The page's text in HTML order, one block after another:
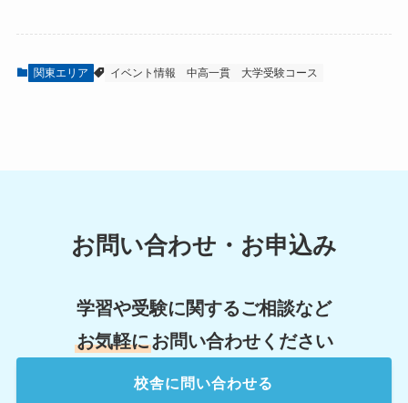
関東エリア イベント情報 中高一貫 大学受験コース
お問い合わせ・お申込み
学習や受験に関するご相談など
お気軽にお問い合わせください
校舎に問い合わせる